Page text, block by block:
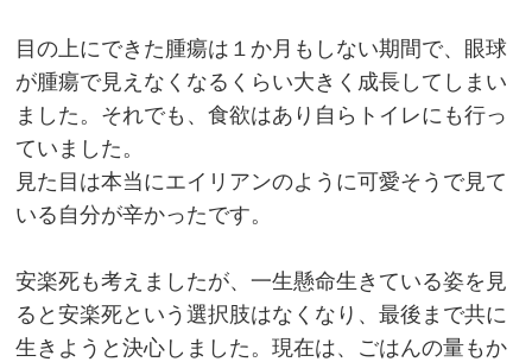
目の上にできた腫瘍は１か月もしない期間で、眼球
が腫瘍で見えなくなるくらい大きく成長してしまい
ました。それでも、食欲はあり自らトイレにも行っ
ていました。
見た目は本当にエイリアンのように可愛そうで見て
いる自分が辛かったです。
安楽死も考えましたが、一生懸命生きている姿を見
ると安楽死という選択肢はなくなり、最後まで共に
生きようと決心しました。現在は、ごはんの量もか